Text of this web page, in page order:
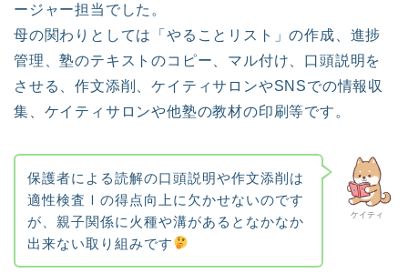
ージャー担当でした。
母の関わりとしては「やることリスト」の作成、進捗
管理、塾のテキストのコピー、マル付け、口頭説明を
させる、作文添削、ケイティサロンやSNSでの情報収
集、ケイティサロンや他塾の教材の印刷等です。
ケイティ
保護者による読解の口頭説明や作文添削は
適性検査Ⅰの得点向上に欠かせないのです
が、親子関係に火種や溝があるとなかなか
出来ない取り組みです